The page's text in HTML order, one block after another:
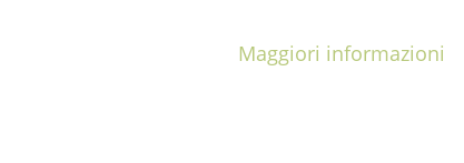
Maggiori informazioni